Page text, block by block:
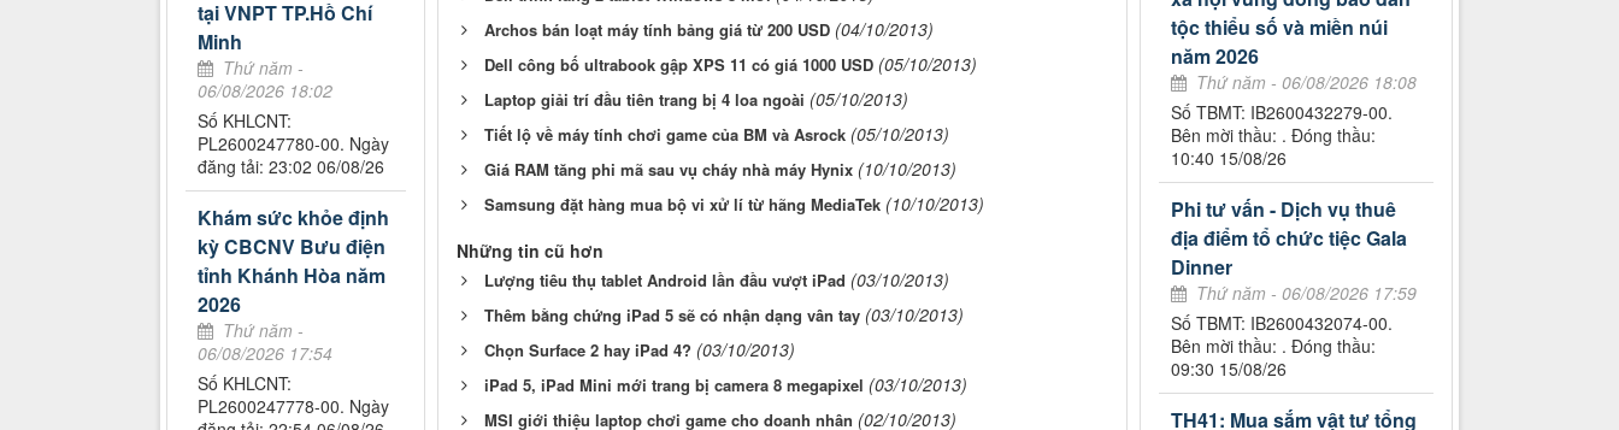
Archos bán loạt máy tính bảng giá từ 200 USD (04/10/2013)
Dell công bố ultrabook gập XPS 11 có giá 1000 USD (05/10/2013)
Laptop giải trí đầu tiên trang bị 4 loa ngoài (05/10/2013)
Tiết lộ về máy tính chơi game của BM và Asrock (05/10/2013)
Giá RAM tăng phi mã sau vụ cháy nhà máy Hynix (10/10/2013)
Samsung đặt hàng mua bộ vi xử lí từ hãng MediaTek (10/10/2013)
Những tin cũ hơn
Lượng tiêu thụ tablet Android lần đầu vượt iPad (03/10/2013)
Thêm bằng chứng iPad 5 sẽ có nhận dạng vân tay (03/10/2013)
Chọn Surface 2 hay iPad 4? (03/10/2013)
iPad 5, iPad Mini mới trang bị camera 8 megapixel (03/10/2013)
MSI giới thiệu laptop chơi game cho doanh nhân (02/10/2013)
tộc thiểu số và miền núi
năm 2026
Thứ năm - 06/08/2026 18:08
Số TBMT: IB2600432279-00.
Bên mời thầu: . Đóng thầu:
10:40 15/08/26
Phi tư vấn - Dịch vụ thuê
địa điểm tổ chức tiệc Gala
Dinner
Thứ năm - 06/08/2026 17:59
Số TBMT: IB2600432074-00.
Bên mời thầu: . Đóng thầu:
09:30 15/08/26
TH41: Mua sắm vật tư tổng
tại VNPT TP.Hồ Chí
Minh
Thứ năm -
06/08/2026 18:02
Số KHLCNT:
PL2600247780-00. Ngày
đăng tải: 23:02 06/08/26
Khám sức khỏe định
kỳ CBCNV Bưu điện
tỉnh Khánh Hòa năm
2026
Thứ năm -
06/08/2026 17:54
Số KHLCNT:
PL2600247778-00. Ngày